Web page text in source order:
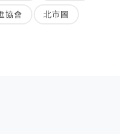
協會 北市圖